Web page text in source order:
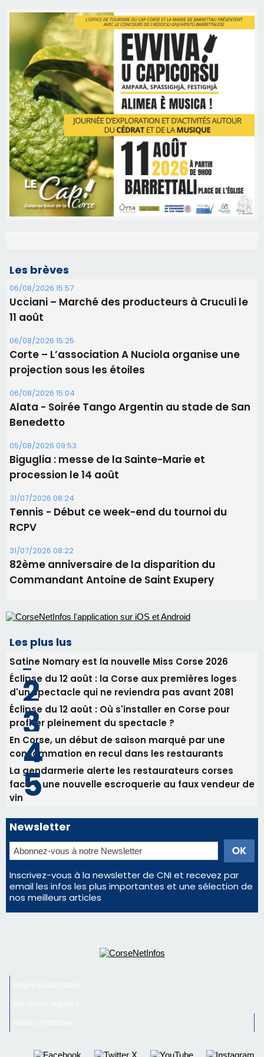
Les brèves
06/08/2026 15:57
Ucciani – Marché des producteurs à Cruculi le
11 août
06/08/2026 15:25
Corte – L’association A Nuciola organise une
projection sous les étoiles
06/08/2026 15:04
Alata - Soirée Tango Argentin au stade de San
Benedetto
05/08/2026 09:53
Biguglia : messe de la Sainte-Marie et
procession le 14 août
Tennis - Début ce week-end du tournoi du
RCPV
31/07/2026 08:22
82ème anniversaire de la disparition du
Commandant Antoine de Saint Exupery
Les plus lus
Satine Nomary est la nouvelle Miss Corse 2026
Éclipse du 12 août : la Corse aux premières loges
d'un spectacle qui ne reviendra pas avant 2081
Éclipse du 12 août : Où s'installer en Corse pour
profiter pleinement du spectacle ?
En Corse, un début de saison marqué par une
consommation en recul dans les restaurants
La gendarmerie alerte les restaurateurs corses
face à une nouvelle escroquerie au faux vendeur de